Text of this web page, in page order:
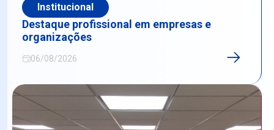
Institucional
Destaque profissional em empresas e
organizações
06/08/2026